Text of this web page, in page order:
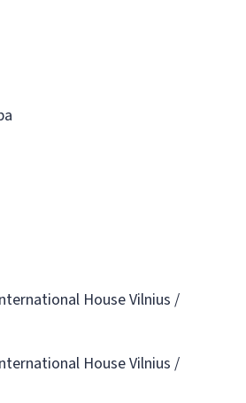
House Vilnius /
House Vilnius /